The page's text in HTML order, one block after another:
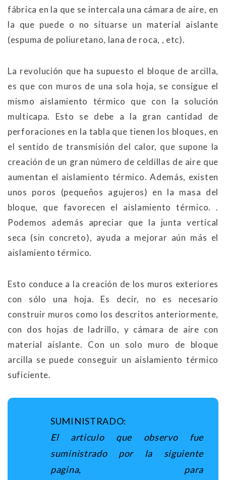
fábrica en la que se intercala una cámara de aire, en
la que puede o no situarse un material aislante
(espuma de poliuretano, lana de roca, , etc).
La revolución que ha supuesto el bloque de arcilla,
es que con muros de una sola hoja, se consigue el
mismo aislamiento térmico que con la solución
multicapa. Esto se debe a la gran cantidad de
perforaciones en la tabla que tienen los bloques, en
el sentido de transmisión del calor, que supone la
creación de un gran número de celdillas de aire que
aumentan el aislamiento térmico. Además, existen
unos poros (pequeños agujeros) en la masa del
bloque, que favorecen el aislamiento térmico. .
Podemos además apreciar que la junta vertical
seca (sin concreto), ayuda a mejorar aún más el
aislamiento térmico.
Esto conduce a la creación de los muros exteriores
con sólo una hoja. Es decir, no es necesario
construir muros como los descritos anteriormente,
con dos hojas de ladrillo, y cámara de aire con
material aislante. Con un solo muro de bloque
arcilla se puede conseguir un aislamiento térmico
suficiente.
SUMINISTRADO:
El articulo que observo fue
suministrado por la siguiente
pagina, para